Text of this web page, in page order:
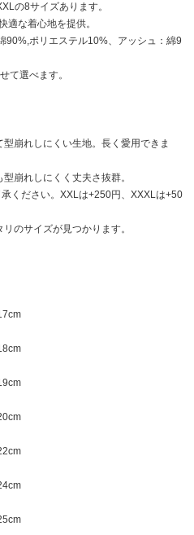
の8サイズあります。
適な着心地を提供。
90%,ポリエステル10%、アッシュ：綿9
て選べます。
崩れしにくい生地。長く愛用できま
崩れしにくく丈夫さ抜群。
ください。XXLは+250円、XXXLは+50
のサイズが見つかります。